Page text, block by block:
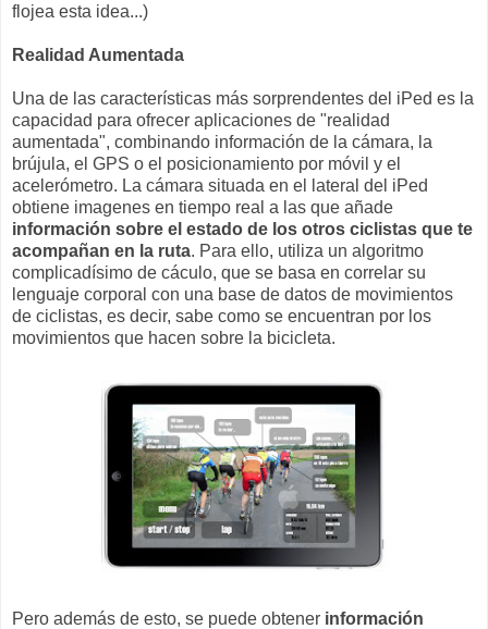
flojea esta idea...)
Realidad Aumentada
Una de las características más sorprendentes del iPed es la
capacidad para ofrecer aplicaciones de "realidad
aumentada", combinando información de la cámara, la
brújula, el GPS o el posicionamiento por móvil y el
acelerómetro. La cámara situada en el lateral del iPed
obtiene imagenes en tiempo real a las que añade
información sobre el estado de los otros ciclistas que te
acompañan en la ruta. Para ello, utiliza un algoritmo
complicadísimo de cáculo, que se basa en correlar su
lenguaje corporal con una base de datos de movimientos
de ciclistas, es decir, sabe como se encuentran por los
movimientos que hacen sobre la bicicleta.
Pero además de esto, se puede obtener información